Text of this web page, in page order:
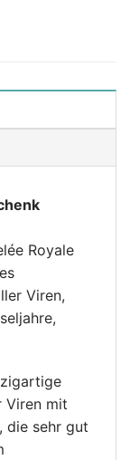
Royale
Viren,
Viren mit
die sehr gut